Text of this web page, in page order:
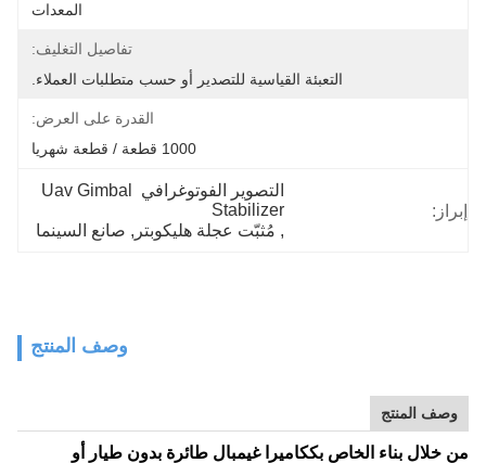
المعدات
تفاصيل التغليف:
التعبئة القياسية للتصدير أو حسب متطلبات العملاء.
القدرة على العرض:
1000 قطعة / قطعة شهريا
إبراز:
التصوير الفوتوغرافي Uav Gimbal
Stabilizer
, مُثبّت عجلة هليكوبتر, صانع السينما
وصف المنتج
وصف المنتج
من خلال بناء الخاص بككاميرا غيمبال طائرة بدون طيار أو